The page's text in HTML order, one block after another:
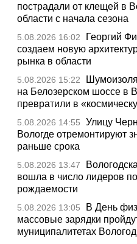
пострадали от клещей в
области с начала сезона
5.08.2026 16:02
Георгий
создаем новую
рынка в области
5.08.2026 15:22
на Белозерском шоссе в
превратили в
5.08.2026 14:55
Улицу
Вологде отремонтируют
раньше срока
5.08.2026 13:47
вошла в число лидеров
рождаемости
5.08.2026 13:05
В День
массовые зарядки
муниципалитетах